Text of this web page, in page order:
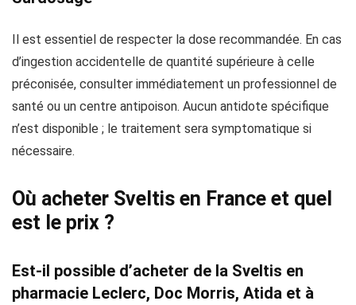
Il est essentiel de respecter la dose recommandée. En cas
d’ingestion accidentelle de quantité supérieure à celle
préconisée, consulter immédiatement un professionnel de
santé ou un centre antipoison. Aucun antidote spécifique
n’est disponible ; le traitement sera symptomatique si
nécessaire.
Où acheter Sveltis en France et quel
est le prix ?
Est-il possible d’acheter de la Sveltis en
pharmacie Leclerc, Doc Morris, Atida et à